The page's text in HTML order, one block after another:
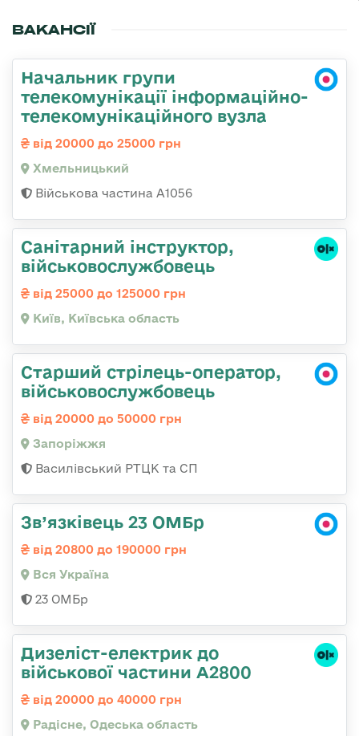
ВАКАНСІЇ
Начальник групи
телекомунікації інформаційно-
телекомунікаційного вузла
від 20000 до 25000 грн
Хмельницький
Військова частина А1056
Санітарний інструктор,
військовослужбовець
від 25000 до 125000 грн
Київ, Київська область
Старший стрілець-оператор,
військовослужбовець
від 20000 до 50000 грн
Запоріжжя
Василівський РТЦК та СП
Зв’язківець 23 ОМБр
від 20800 до 190000 грн
Вся Україна
23 ОМБр
Дизеліст-електрик до
військової частини А2800
від 20000 до 40000 грн
Радісне, Одеська область